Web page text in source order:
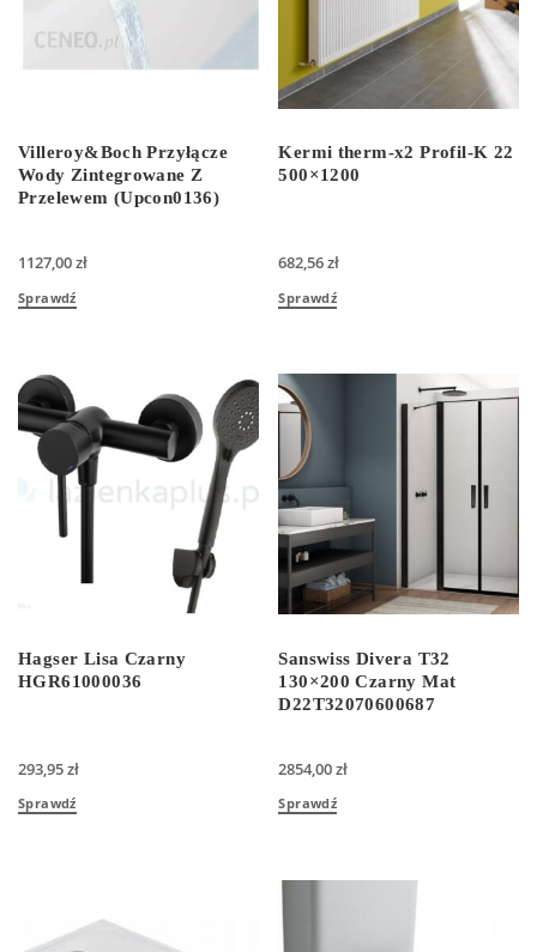
Villeroy&Boch Przyłącze
Wody Zintegrowane Z
Przelewem (Upcon0136)
1127,00zł
Sprawdź
Kermi therm-x2 Profil-K 22
500×1200
682,56zł
Sprawdź
Hagser Lisa Czarny
HGR61000036
293,95zł
Sprawdź
Sanswiss Divera T32
130×200 Czarny Mat
D22T32070600687
2854,00zł
Sprawdź